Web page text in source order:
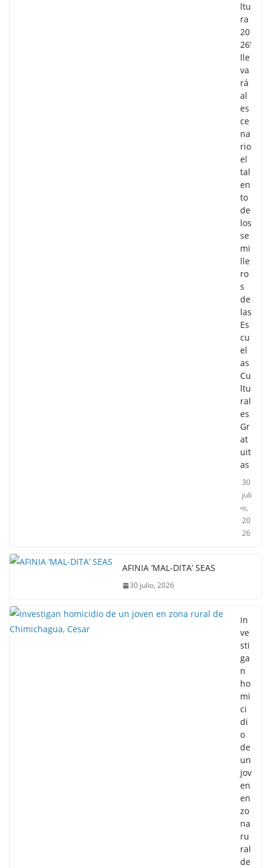
ltu
ra
20
26’
lle
va
rá
al
es
ce
na
rio
el
tal
en
to
de
los
se
mi
lle
ro
s
de
las
Es
cu
el
as
Cu
ltu
ral
es
Gr
at
uit
as
30
juli
o,
20
26
AFINIA ‘MAL-DITA’ SEAS
30 julio, 2026
In
ve
sti
ga
n
ho
mi
ci
di
o
de
un
jov
en
en
zo
na
ru
ral
de